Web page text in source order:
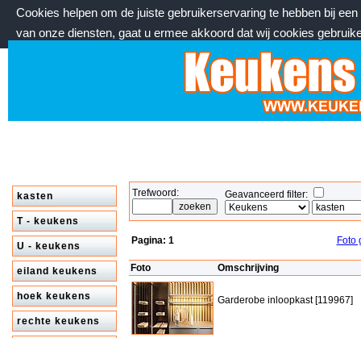
Cookies helpen om de juiste gebruikerservaring te hebben bij
van onze diensten, gaat u ermee akkoord dat wij cookies
kasten
T - keukens
U - keukens
eiland keukens
hoek keukens
rechte keukens
Trefwoord: Geavanceerd filter:
Pagina: 1 Foto
Foto Omschrijving
Garderobe inloopkast [119967]